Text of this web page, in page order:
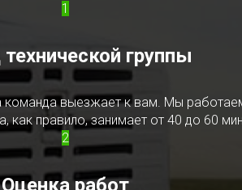
1
группы
выезжает к вам. Мы
как правило, занимает от 40 до 60
2
Оценка работ